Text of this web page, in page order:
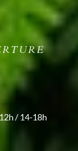
/ 14-18h